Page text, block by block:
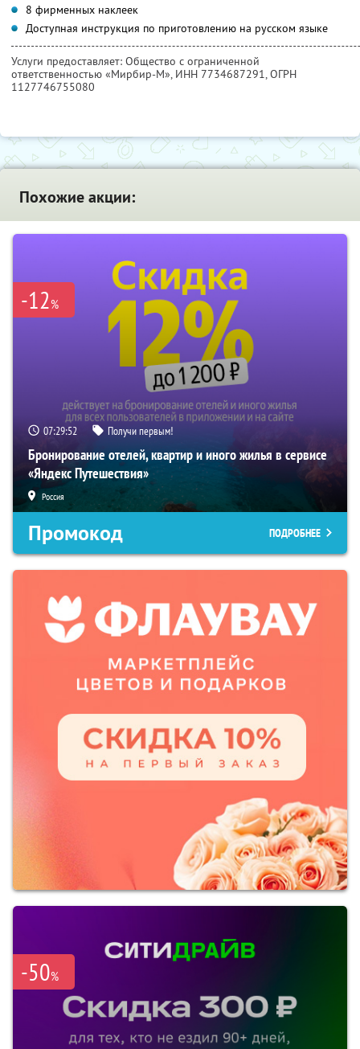
8 фирменных наклеек
Доступная инструкция по приготовлению на русском языке
Услуги предоставляет: Общество с ограниченной
ответственностью «Мирбир-М», ИНН 7734687291, ОГРН
1127746755080
Похожие акции:
-12%
07:29:50 Получи первым!
Бронирование отелей, квартир и иного жилья в сервисе
«Яндекс Путешествия»
Россия
Промокод ПОДРОБНЕЕ
-50%